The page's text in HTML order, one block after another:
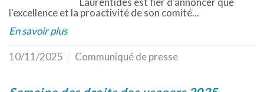
l'excellence et la proactivité de son comité...
En savoir plus
10/11/2025 Communiqué de presse